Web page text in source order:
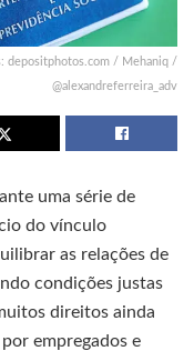
depositphotos.com / Mehaniq /
@alexandreferreira_adv
uma série de
do vínculo
as relações de
condições justas
direitos ainda
empregados e